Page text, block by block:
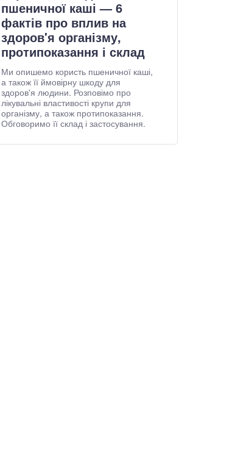
пшеничної каші — 6
фактів про вплив на
здоров'я організму,
протипоказання і склад
Ми опишемо користь пшеничної каші,
а також її ймовірну шкоду для
здоров'я людини. Розповімо про
лікувальні властивості крупи для
організму, а також протипоказання.
Обговоримо її склад і застосування.